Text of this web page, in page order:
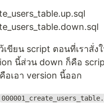
strings are specified
form:
เขียน script ตอนที่เราสั่ง
นี้ส่วน down ก็คือ
อเอา version นี้ออก